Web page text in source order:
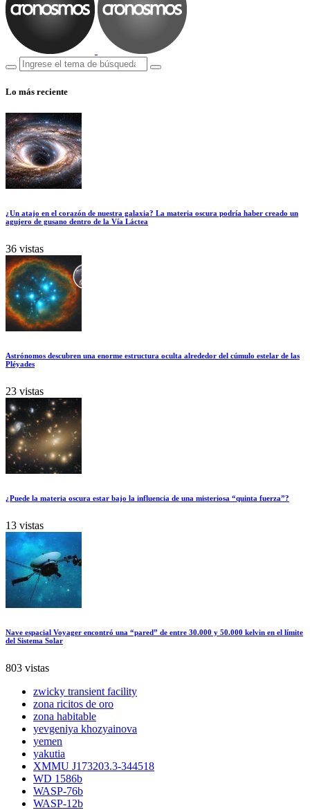
Lo más reciente
¿Un atajo en el corazón de nuestra galaxia? La materia oscura podría haber creado un
agujero de gusano dentro de la Vía Láctea
36 vistas
Astrónomos descubren una enorme estructura oculta alrededor del cúmulo estelar de las
Pléyades
23 vistas
¿Puede la materia oscura estar bajo la influencia de una misteriosa “quinta fuerza”?
13 vistas
Nave espacial Voyager encontró una “pared” de entre 30.000 y 50.000 kelvin en el límite
del Sistema Solar
803 vistas
zwicky transient facility
zona ricitos de oro
zona habitable
yevgeniya khozyainova
yemen
yakutia
XMMU J173203.3-344518
WD 1586b
WASP-76b
WASP-12b